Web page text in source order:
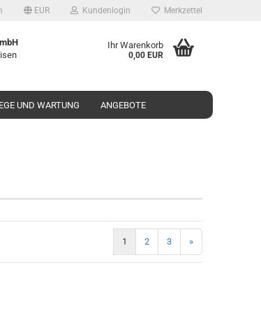
EUR Kundenlogin Merkzettel
Ihr Warenkorb
0,00 EUR
UND WARTUNG ANGEBOTE
1 2 3 »